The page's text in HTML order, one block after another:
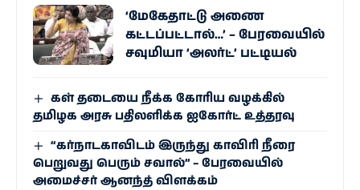
‘மேகேதாட்டு அணை
கட்டப்பட்டால்…’ – பேரவையில்
சவுமியா ‘அலர்ட்’ பட்டியல்
கள் தடையை நீக்க கோரிய வழக்கில்
தமிழக அரசு பதிலளிக்க ஐகோர்ட் உத்தரவு
“கர்நாடகாவிடம் இருந்து காவிரி நீரை
பெறுவது பெரும் சவால்” – பேரவையில்
அமைச்சர் ஆனந்த் விளக்கம்